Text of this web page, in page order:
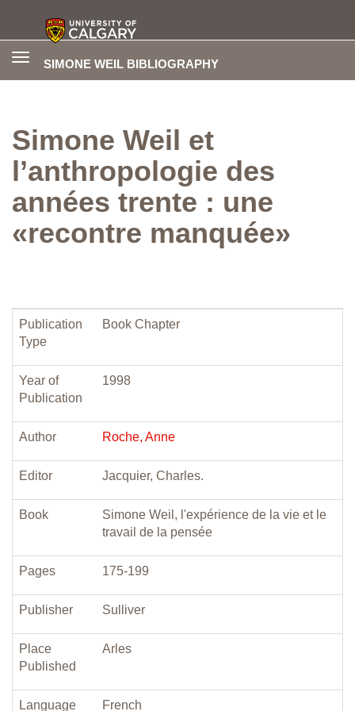
SIMONE WEIL BIBLIOGRAPHY
Toggle
Simone Weil et
l’anthropologie des
années trente : une
«recontre manquée»
Publication
Type
Book Chapter
Year of
Publication
1998
Author Roche, Anne
Editor Jacquier, Charles.
Book
Simone Weil, l'expérience de la vie et le
travail de la pensée
Pages 175-199
Publisher Sulliver
Place
Published
Arles
Language French